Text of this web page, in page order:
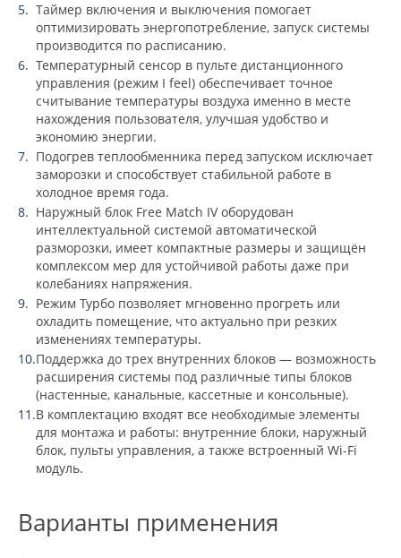
Таймер включения и выключения помогает
оптимизировать энергопотребление, запуск системы
производится по расписанию.
Температурный сенсор в пульте дистанционного
управления (режим I feel) обеспечивает точное
считывание температуры воздуха именно в месте
нахождения пользователя, улучшая удобство и
экономию энергии.
Подогрев теплообменника перед запуском исключает
заморозки и способствует стабильной работе в
холодное время года.
Наружный блок Free Match IV оборудован
интеллектуальной системой автоматической
разморозки, имеет компактные размеры и защищён
комплексом мер для устойчивой работы даже при
колебаниях напряжения.
Режим Турбо позволяет мгновенно прогреть или
охладить помещение, что актуально при резких
изменениях температуры.
Поддержка до трех внутренних блоков — возможность
расширения системы под различные типы блоков
(настенные, канальные, кассетные и консольные).
В комплектацию входят все необходимые элементы
для монтажа и работы: внутренние блоки, наружный
блок, пульты управления, а также встроенный Wi-Fi
модуль.
Варианты применения